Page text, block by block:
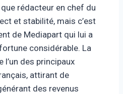
rédacteur en chef du
et stabilité, mais c’est
de Mediapart qui lui a
considérable. La
des principaux
attirant de
des revenus